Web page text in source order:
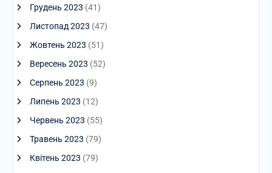
Грудень 2023 (41)
Листопад 2023 (47)
Жовтень 2023 (51)
Вересень 2023 (52)
Серпень 2023 (9)
Липень 2023 (12)
Червень 2023 (55)
Травень 2023 (79)
Квітень 2023 (79)